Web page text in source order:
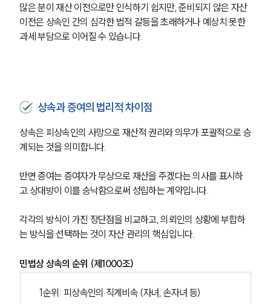
많은 분이 재산 이전으로만 인식하기 쉽지만, 준비되지 않은 자산
이전은 상속인 간의 심각한 법적 갈등을 초래하거나 예상치 못한
과세 부담으로 이어질 수 있습니다.
상속과 증여의 법리적 차이점
상속은 피상속인의 사망으로 재산적 권리와 의무가 포괄적으로 승
계되는 것을 의미합니다.
반면 증여는 증여자가 무상으로 재산을 주겠다는 의사를 표시하
고 상대방이 이를 승낙함으로써 성립하는 계약입니다.
각각의 방식이 가진 장단점을 비교하고, 의뢰인의 상황에 부합하
는 방식을 선택하는 것이 자산 관리의 핵심입니다.
민법상 상속의 순위 (제1000조)
1순위: 피상속인의 직계비속 (자녀, 손자녀 등)